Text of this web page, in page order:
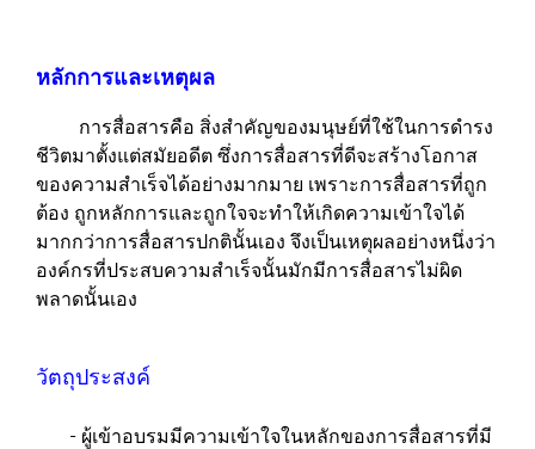
หลักการและเหตุผล
การสื่อสารคือ สิ่งสำคัญของมนุษย์ที่ใช้ในการดำรง
ชีวิตมาตั้งแต่สมัยอดีต ซึ่งการสื่อสารที่ดีจะสร้างโอกาส
ของความสำเร็จได้อย่างมากมาย เพราะการสื่อสารที่ถูก
ต้อง ถูกหลักการและถูกใจจะทำให้เกิดความเข้าใจได้
มากกว่าการสื่อสารปกตินั้นเอง จึงเป็นเหตุผลอย่างหนึ่งว่า
องค์กรที่ประสบความสำเร็จนั้นมักมีการสื่อสารไม่ผิด
พลาดนั้นเอง
วัตถุประสงค์
- ผู้เข้าอบรมมีความเข้าใจในหลักของการสื่อสารที่มี